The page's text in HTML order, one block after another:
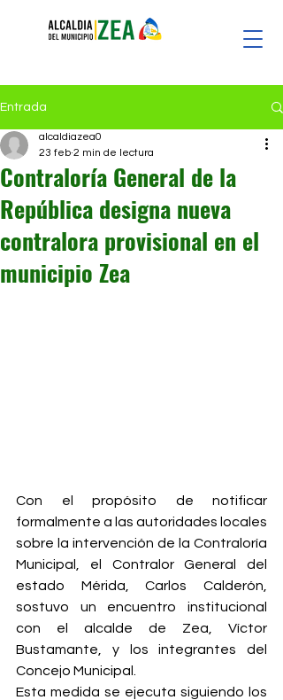
Entrada
Contraloría General de la
República designa nueva
contralora provisional en el
municipio Zea
alcaldiazea0
23 feb 2 min de lectura
Con el propósito de notificar
formalmente a las autoridades locales
sobre la intervención de la Contraloría
Municipal, el Contralor General del
estado Mérida, Carlos Calderón,
sostuvo un encuentro institucional
con el alcalde de Zea, Víctor
Bustamante, y los integrantes del
Concejo Municipal.
Esta medida se ejecuta siguiendo los